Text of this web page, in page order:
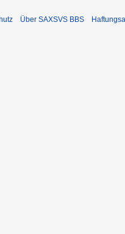
Über SAXSVS BBS